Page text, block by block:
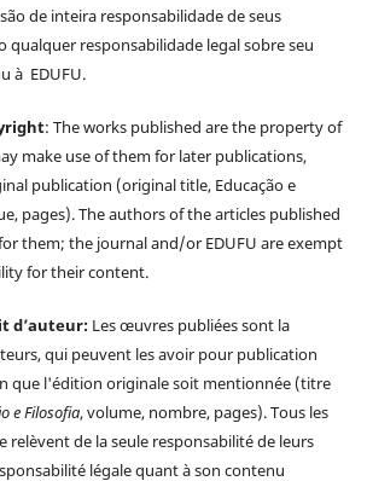
de inteira responsabilidade de seus
qualquer responsabilidade legal sobre seu
à EDUFU.
: The works published are the property of
make use of them for later publications,
publication (original title, Educação e
pages). The authors of the articles published
them; the journal and/or EDUFU are exempt
for their content.
d’auteur: Les œuvres publiées sont la
qui peuvent les avoir pour publication
que l'édition originale soit mentionnée (titre
e Filosofia, volume, nombre, pages). Tous les
relèvent de la seule responsabilité de leurs
légale quant à son contenu